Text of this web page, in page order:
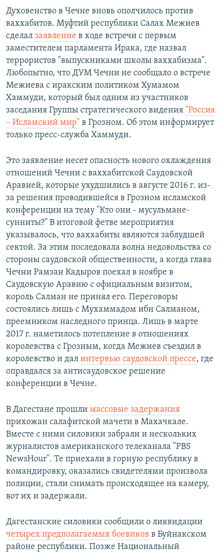
Духовенство в Чечне вновь ополчилось против
ваххабитов. Муфтий республики Салах Межиев
сделал заявление в ходе встречи с первым
заместителем парламента Ирака, где назвал
террористов "выпускниками школы ваххабизма".
Любопытно, что ДУМ Чечни не сообщало о встрече
Межиева с иракским политиком Хумамом
Хаммуди, который был одним из участников
заседания Группы стратегического видения "Россия
– Исламский мир" в Грозном. Об этом информирует
только пресс-служба Хаммуди.
Это заявление несет опасность нового охлаждения
отношений Чечни с ваххабитской Саудовской
Аравией, которые ухудшились в августе 2016 г. из-
за решения проводившейся в Грозном исламской
конференции на тему "Кто они - мусульмане-
сунниты?" В итоговой фетве мероприятия
указывалось, что ваххабиты являются заблудшей
сектой. За этим последовала волна недовольства со
стороны саудовской общественности, а когда глава
Чечни Рамзан Кадыров поехал в ноябре в
Саудовскую Аравию с официальным визитом,
король Салман не принял его. Переговоры
состоялись лишь с Мухаммадом ибн Салманом,
преемником наследного принца. Лишь в марте
2017 г. наметилось потепление в отношениях
королевства с Грозным, когда Межиев съездил в
королевство и дал интервью саудовской прессе, где
оправдался за антисаудовское решение
конференции в Чечне.
В Дагестане прошли массовые задержания
прихожан салафитской мачети в Махачкале.
Вместе с ними силовики забрали и нескольких
журналистов американского телеканала "PBS
NewsHour". Те приехали в горную республику в
командировку, оказались свидетелями произвола
полиции, стали снимать происходящее на камеру,
вот их и задержали.
Дагестанские силовики сообщили о ликвидации
четырех предполагаемых боевиков в Буйнакском
районе республики. Позже Национальный